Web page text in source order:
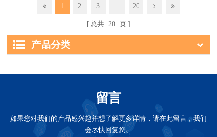
1 2 3 ... 20
总共 20 页
产品分类
留言
如果您对我们的产品感兴趣并想了解更多详情，请在此留言，我们
会尽快回复您。